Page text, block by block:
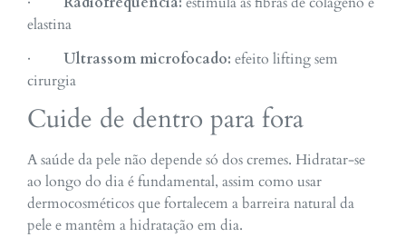
elastina
· Ultrassom microfocado: efeito lifting sem
cirurgia
Cuide de dentro para fora
A saúde da pele não depende só dos cremes. Hidratar-se
ao longo do dia é fundamental, assim como usar
dermocosméticos que fortalecem a barreira natural da
pele e mantêm a hidratação em dia.